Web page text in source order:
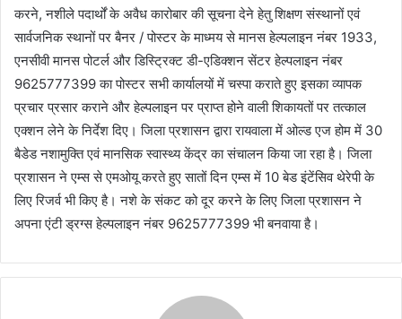
करने, नशीले पदार्थों के अवैध कारोबार की सूचना देने हेतु शिक्षण संस्थानों एवं
सार्वजनिक स्थानों पर बैनर / पोस्टर के माध्मय से मानस हेल्पलाइन नंबर 1933,
एनसीवी मानस पोटर्ल और डिस्ट्रिक्ट डी-एडिक्शन सेंटर हेल्पलाइन नंबर
9625777399 का पोस्टर सभी कार्यालयों में चस्पा कराते हुए इसका व्यापक
प्रचार प्रसार कराने और हेल्पलाइन पर प्राप्त होने वाली शिकायतों पर तत्काल
एक्शन लेने के निर्देश दिए। जिला प्रशासन द्वारा रायवाला में ओल्ड एज होम में 30
बैडेड नशामुक्ति एवं मानसिक स्वास्थ्य केंद्र का संचालन किया जा रहा है। जिला
प्रशासन ने एम्स से एमओयू करते हुए सातों दिन एम्स में 10 बेड इंटेंसिव थेरेपी के
लिए रिजर्व भी किए है। नशे के संकट को दूर करने के लिए जिला प्रशासन ने
अपना एंटी ड्रग्स हेल्पलाइन नंबर 9625777399 भी बनवाया है।